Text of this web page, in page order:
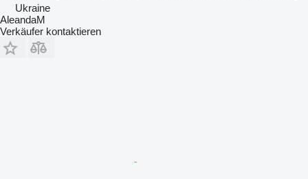
Ukraine
AleandaM
Verkäufer kontaktieren